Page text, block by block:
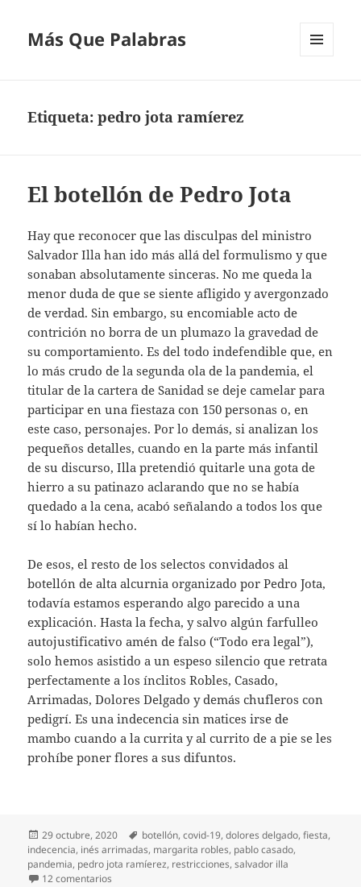
Más Que Palabras
Etiqueta:pedro jota ramíerez
El botellón de Pedro Jota
Hay que reconocer que las disculpas del ministro
Salvador Illa han ido más allá del formulismo y que
sonaban absolutamente sinceras. No me queda la
menor duda de que se siente afligido y avergonzado
de verdad. Sin embargo, su encomiable acto de
contrición no borra de un plumazo la gravedad de
su comportamiento. Es del todo indefendible que, en
lo más crudo de la segunda ola de la pandemia, el
titular de la cartera de Sanidad se deje camelar para
participar en una fiestaza con 150 personas o, en
este caso, personajes. Por lo demás, si analizan los
pequeños detalles, cuando en la parte más infantil
de su discurso, Illa pretendió quitarle una gota de
hierro a su patinazo aclarando que no se había
quedado a la cena, acabó señalando a todos los que
sí lo habían hecho.
De esos, el resto de los selectos convidados al
botellón de alta alcurnia organizado por Pedro Jota,
todavía estamos esperando algo parecido a una
explicación. Hasta la fecha, y salvo algún farfulleo
autojustificativo amén de falso (“Todo era legal”),
solo hemos asistido a un espeso silencio que retrata
perfectamente a los ínclitos Robles, Casado,
Arrimadas, Dolores Delgado y demás chufleros con
pedigrí. Es una indecencia sin matices irse de
mambo cuando a la currita y al currito de a pie se les
prohíbe poner flores a sus difuntos.
Publicado
el
29 octubre, 2020 Etiquetas
botellón,covid-19,dolores delgado,fiesta,
indecencia, inés arrimadas, margarita robles, pablo casado,
pandemia, pedro jota ramíerez, restricciones,salvador illa
12 comentarios